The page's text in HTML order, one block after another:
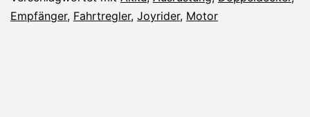
Empfänger, Fahrtregler, Joyrider, Motor